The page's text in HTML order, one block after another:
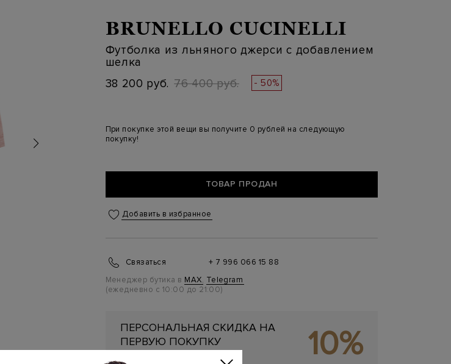
BRUNELLO CUCINELLI
Футболка из льняного джерси с добавлением
шелка
38 200 руб. 76 400 руб. - 50%
При покупке этой вещи вы получите 0 рублей на следующую
покупку!
ТОВАР ПРОДАН
Добавить в избранное
Связаться
+ 7 996 066 15 88
Менеджер бутика в MAX, Telegram
(ежедневно с 10:00 до 21:00)
ПЕРСОНАЛЬНАЯ СКИДКА НА
ПЕРВУЮ ПОКУПКУ
Подробнее 10%